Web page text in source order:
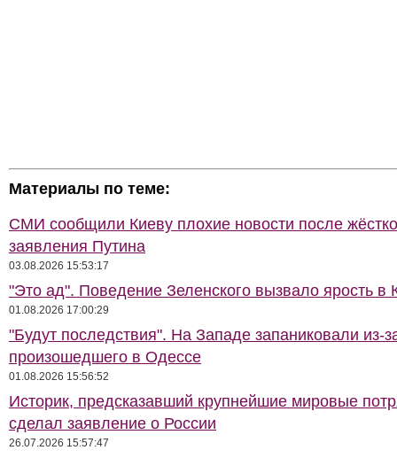
Материалы по теме:
СМИ сообщили Киеву плохие новости после
заявления Путина
03.08.2026 15:53:17
"Это ад". Поведение Зеленского вызвало ярость в
01.08.2026 17:00:29
"Будут последствия". На Западе запаниковали из-
произошедшего в Одессе
01.08.2026 15:56:52
Историк, предсказавший крупнейшие мировые
сделал заявление о России
26.07.2026 15:57:47